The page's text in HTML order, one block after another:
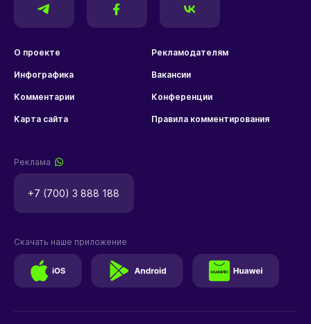
О проекте Рекламодателям
Инфографика Вакансии
Комментарии Конференции
Карта сайта Правила комментирования
Реклама
+7 (700) 3 888 188
Скачать наше приложение